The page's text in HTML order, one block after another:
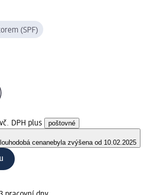
(SPF)
vč. DPH plus poštovné
cenanebyla zvýšena od 10.02.2025